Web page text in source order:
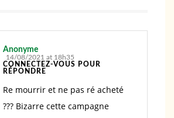
Anonyme
14/08/2021 at 18h35
CONNECTEZ-VOUS POUR
RÉPONDRE
Re mourrir et ne pas ré acheté
??? Bizarre cette campagne